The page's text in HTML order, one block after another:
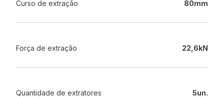
Curso de extração 80mm
Força de extração 22,6kN
Quantidade de extratores 5un.